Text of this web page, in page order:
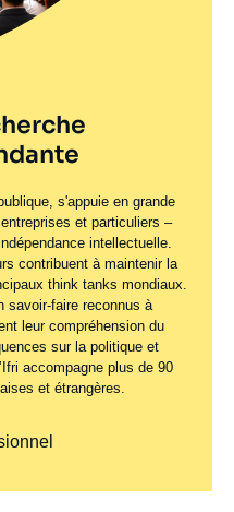
s'appuie en grande
et particuliers –
intellectuelle.
contribuent à maintenir la
think tanks mondiaux.
savoir-faire reconnus à
leur compréhension du
sur la politique et
accompagne plus de 90
et étrangères.